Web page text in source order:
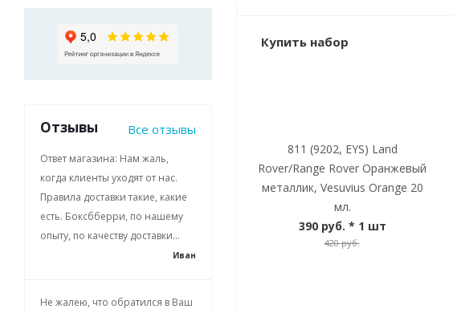
Купить набор
811 (9202, EYS) Land
Rover/Range Rover Оранжевый
металлик, Vesuvius Orange 20
мл.
390 руб. * 1 шт
420 руб.
Отзывы Все отзывы
Ответ магазина: Нам жаль,
когда клиенты уходят от нас.
Правила доставки такие, какие
есть. Боксбберри, по нашему
опыту, по качеству доставки...
Иван
Не жалею, что обратился в Ваш